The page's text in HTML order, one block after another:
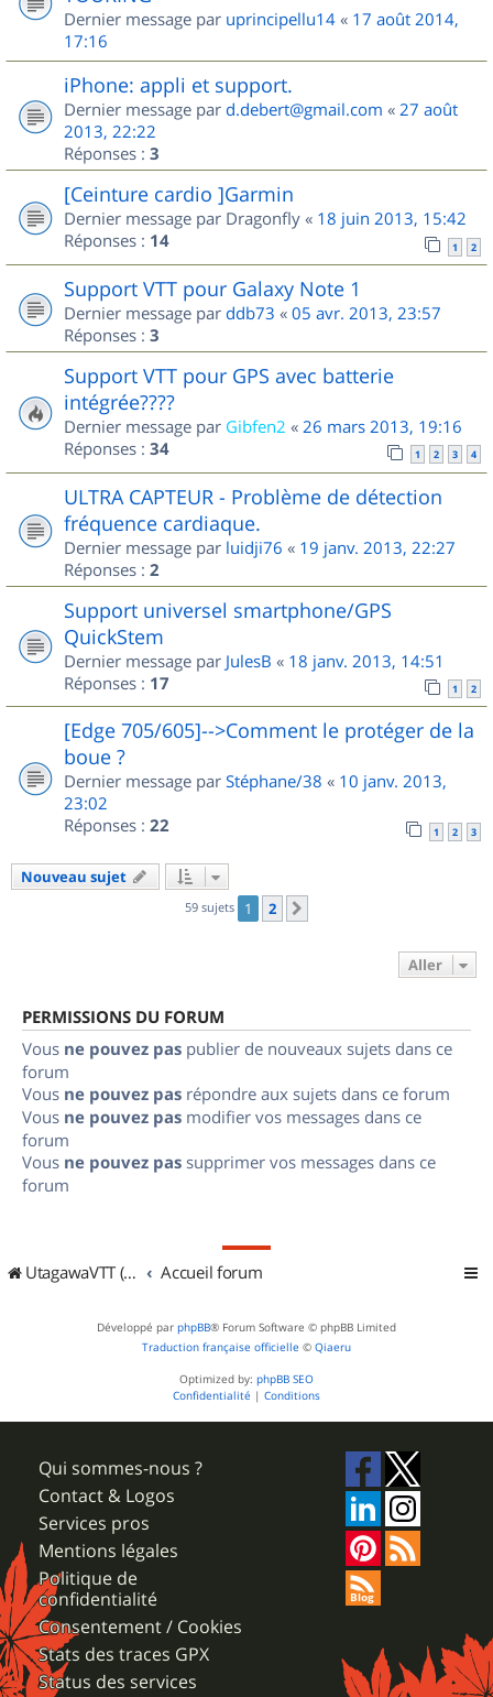
Dernier message par uprincipellu14 « 17 août 2014,
17:16
iPhone: appli et support.
Dernier message par d.debert@gmail.com « 27 août
2013, 22:22
Réponses : 3
[Ceinture cardio ]Garmin
Dernier message par Dragonfly « 18 juin 2013, 15:42
Réponses : 14 1 2
Support VTT pour Galaxy Note 1
Dernier message par ddb73 « 05 avr. 2013, 23:57
Réponses : 3
Support VTT pour GPS avec batterie
intégrée????
Dernier message par Gibfen2 « 26 mars 2013, 19:16
Réponses : 34 1 2 3 4
ULTRA CAPTEUR - Problème de détection
fréquence cardiaque.
Dernier message par luidji76 « 19 janv. 2013, 22:27
Réponses : 2
Support universel smartphone/GPS
QuickStem
Dernier message par JulesB « 18 janv. 2013, 14:51
Réponses : 17 1 2
[Edge 705/605]-->Comment le protéger de la
boue ?
Dernier message par Stéphane/38 « 10 janv. 2013,
23:02
Réponses : 22 1 2 3
Nouveau sujet
59 sujets 1 2
Aller
PERMISSIONS DU FORUM
Vous ne pouvez pas publier de nouveaux sujets dans ce
forum
Vous ne pouvez pas répondre aux sujets dans ce forum
Vous ne pouvez pas modifier vos messages dans ce
forum
Vous ne pouvez pas supprimer vos messages dans ce
forum
UtagawaVTT (Randos VTT et VTTAE avec traces GPS) Accueil forum
Développé par phpBB® Forum Software © phpBB Limited
Traduction française officielle © Qiaeru
Optimized by: phpBB SEO
Confidentialité | Conditions
Qui sommes-nous ?
Contact & Logos
Services pros
Mentions légales
Politique de
confidentialité
Consentement / Cookies
Stats des traces GPX
Status des services